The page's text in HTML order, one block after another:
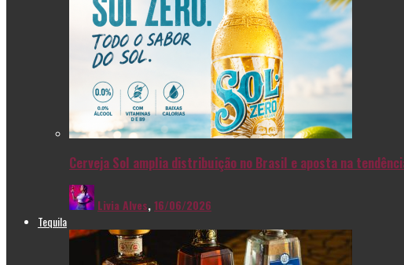
Cerveja Sol amplia distribuição no Brasil e aposta na
Livia Alves,16/06/2026
Tequila